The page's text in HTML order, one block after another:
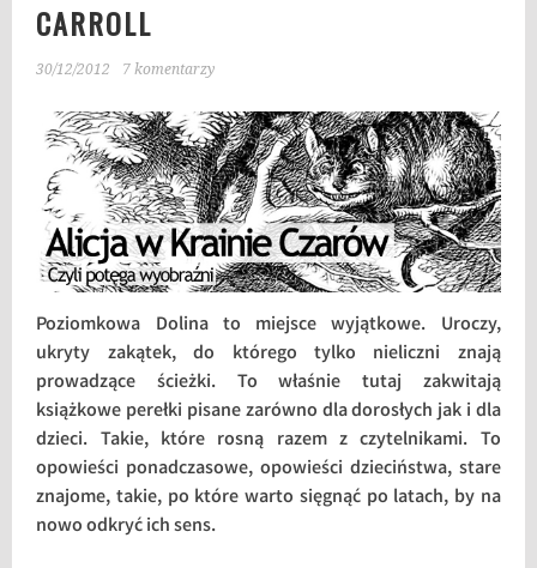
CARROLL
30/12/2012 7 komentarzy
Poziomkowa Dolina to miejsce wyjątkowe. Uroczy,
ukryty zakątek, do którego tylko nieliczni znają
prowadzące ścieżki. To właśnie tutaj zakwitają
książkowe perełki pisane zarówno dla dorosłych jak i dla
dzieci. Takie, które rosną razem z czytelnikami. To
opowieści ponadczasowe, opowieści dzieciństwa, stare
znajome, takie, po które warto sięgnąć po latach, by na
nowo odkryć ich sens.